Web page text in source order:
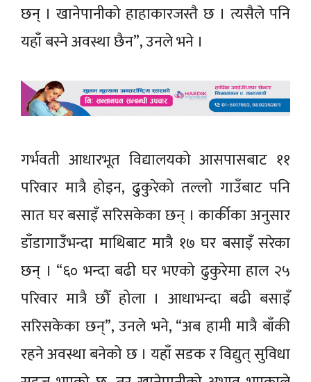
छन् । खानेपानीको हाहाकारजस्तै छ । त्यसैले पनि
यहाँ बस्ने अवस्था छैन”, उनले भने ।
गर्भवती आधारभूत विद्यालयको आसपासबाट ११
परिवार मात्रै होइन, ढुकुरेको तल्लो गाउँबाट पनि
सात घर बसाइँ सरिसकेका छन् । कार्कीका अनुसार
डाँडागाउँभन्दा माथिबाट मात्रै १७ घर बसाइँ सरेका
छन् । “६० भन्दा बढी घर भएको ढुकुरेमा हाल २५
परिवार मात्रै छौँ होला । आधाभन्दा बढी बसाइँ
सरिसकेका छन्”, उनले भने, “अब हामी मात्रै बाँकी
रहने अवस्था बनेको छ । यहाँ सडक र विद्युत् सुविधा